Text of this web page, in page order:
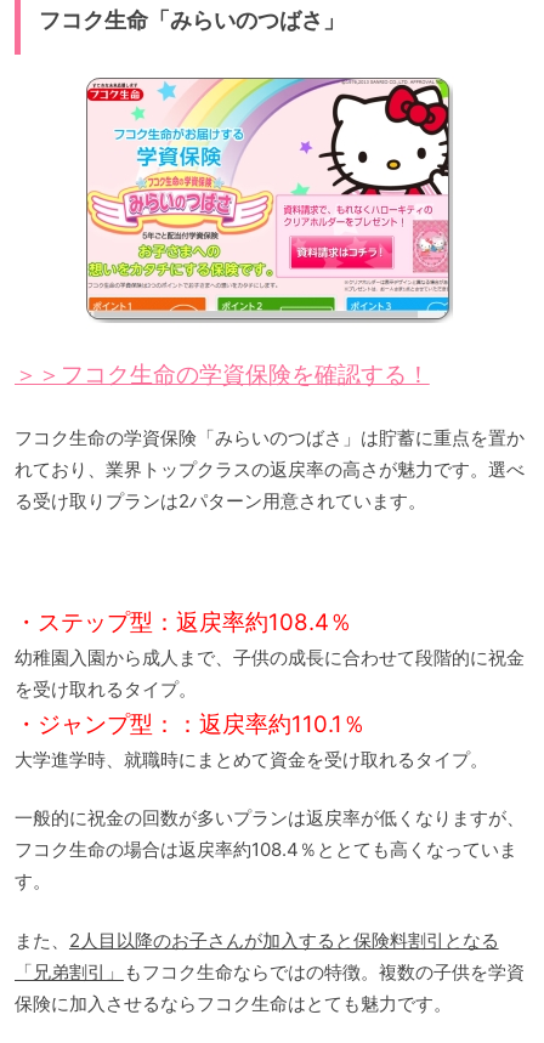
フコク生命「みらいのつばさ」
＞＞フコク生命の学資保険を確認する！
フコク生命の学資保険「みらいのつばさ」は貯蓄に重点を置か
れており、業界トップクラスの返戻率の高さが魅力です。選べ
る受け取りプランは2パターン用意されています。
・ステップ型：返戻率約108.4％
幼稚園入園から成人まで、子供の成長に合わせて段階的に祝金
を受け取れるタイプ。
・ジャンプ型：：返戻率約110.1％
大学進学時、就職時にまとめて資金を受け取れるタイプ。
一般的に祝金の回数が多いプランは返戻率が低くなりますが、
フコク生命の場合は返戻率約108.4％ととても高くなっていま
す。
また、 2人目以降のお子さんが加入すると保険料割引となる
「兄弟割引」
もフコク生命ならではの特徴。複数の子供を学資
保険に加入させるならフコク生命はとても魅力です。